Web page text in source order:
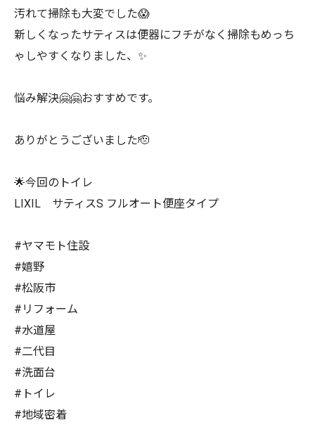
汚れて掃除も大変でした😱
新しくなったサティスは便器にフチがなく掃除もめっち
ゃしやすくなりました、✨
悩み解決🤗🤗おすすめです。
ありがとうございました🫡
🌟今回のトイレ
LIXIL サティスS フルオート便座タイプ
#ヤマモト住設
#嬉野
#松阪市
#リフォーム
#水道屋
#二代目
#洗面台
#トイレ
#地域密着